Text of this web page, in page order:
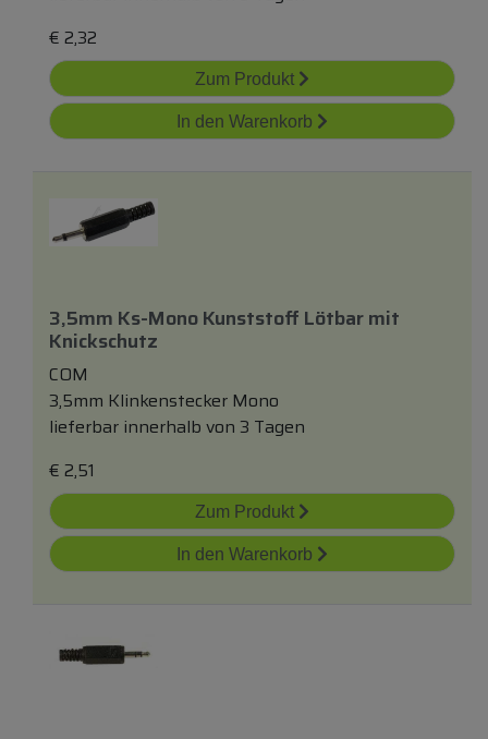
€ 2,32
Zum Produkt
In den Warenkorb
3,5mm Ks-Mono Kunststoff Lötbarmit
Knickschutz
COM
3,5mm Klinkenstecker Mono
lieferbar innerhalb von 3 Tagen
€ 2,51
Zum Produkt
In den Warenkorb